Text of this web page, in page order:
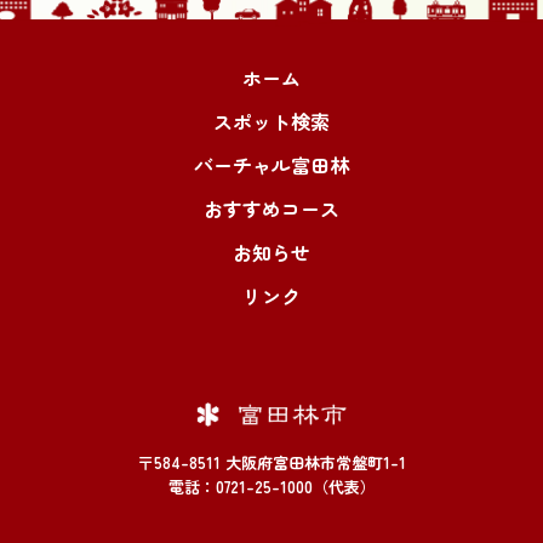
ホーム
スポット検索
バーチャル富田林
おすすめコース
お知らせ
リンク
〒584-8511 大阪府富田林市常盤町1-1
電話：0721-25-1000（代表）